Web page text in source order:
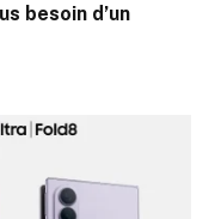
besoin d’un